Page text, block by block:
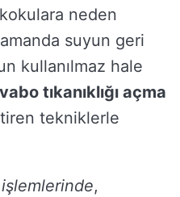
neden
suyun geri
kullanılmaz hale
tıkanıklığı açma
tekniklerle
,